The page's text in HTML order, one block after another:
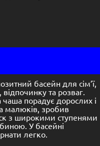
басейн для сім’ї,
та розваг.
чаша порадує дорослих і
малюків, зробив
з широкими ступенями
У басейні
легко.